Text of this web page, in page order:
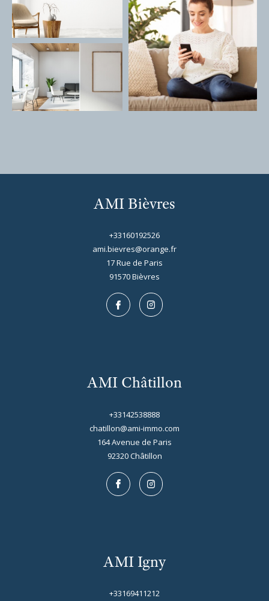
AMI Bièvres
+33160192526
ami.bievres@orange.fr
17 Rue de Paris
91570
bièvres
AMI Châtillon
+33142538888
chatillon@ami-immo.com
164 Avenue de Paris
92320 châtillon
AMI Igny
+33169411212